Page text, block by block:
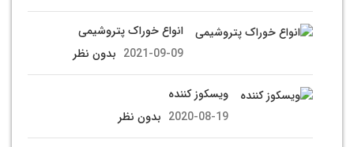
انواع خوراک پتروشیمی
2021-09-09 بدون نظر
ویسکوز کننده
2020-08-19 بدون نظر